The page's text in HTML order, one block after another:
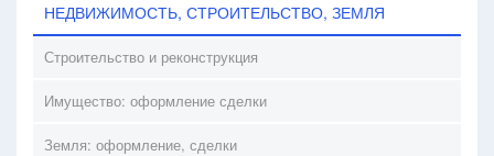
НЕДВИЖИМОСТЬ, СТРОИТЕЛЬСТВО, ЗЕМЛЯ
Строительство и реконструкция
Имущество: оформление сделки
Земля: оформление, сделки